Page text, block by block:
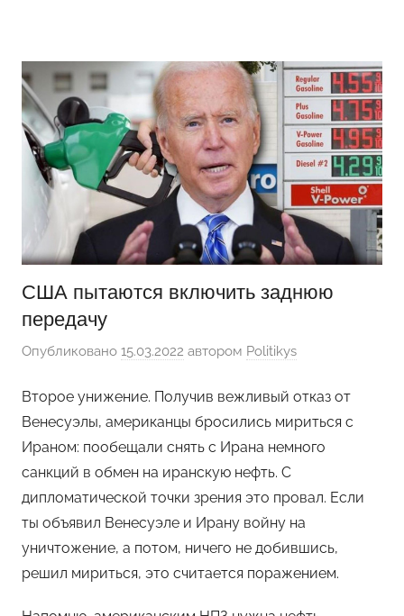
содержимому
сайт
на
WordPress
США пытаются включить заднюю
передачу
Опубликовано 15.03.2022 автором Politikys
Второе унижение. Получив вежливый отказ от
Венесуэлы, американцы бросились мириться с
Ираном: пообещали снять с Ирана немного
санкций в обмен на иранскую нефть. С
дипломатической точки зрения это провал. Если
ты объявил Венесуэле и Ирану войну на
уничтожение, а потом, ничего не добившись,
решил мириться, это считается поражением.